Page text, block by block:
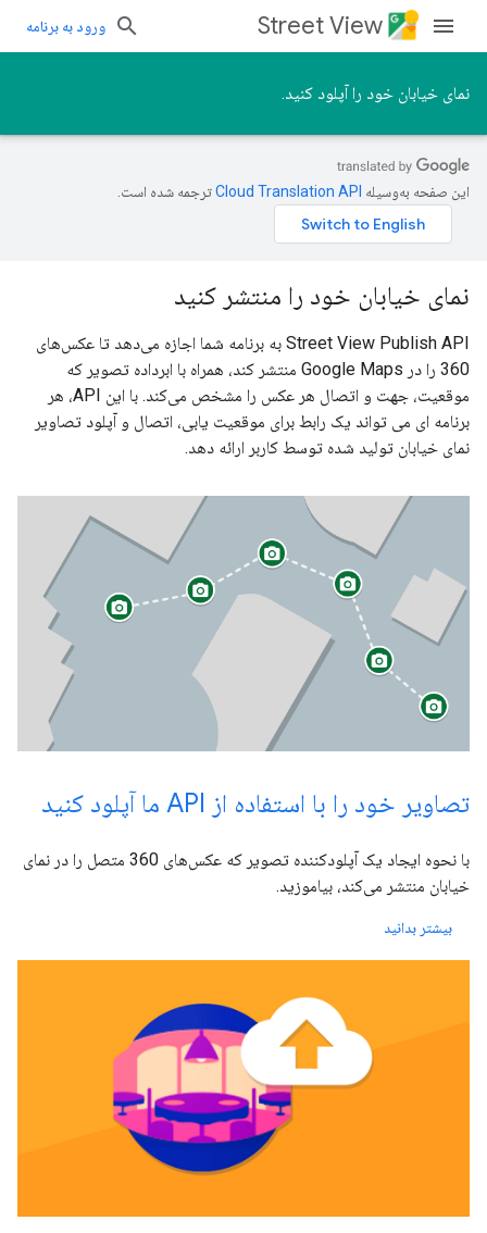
Street View ورود به برنامه
نمای خیابان خود را آپلود کنید.
این صفحه به‌وسیله ترجمه شده است.
نمای خیابان خود را منتشر کنید
Street View Publish API به برنامه شما اجازه می‌دهد تا عکس‌های
360 را در Google Maps منتشر کند، همراه با ابرداده تصویر که
موقعیت، جهت و اتصال هر عکس را مشخص می‌کند. با این API، هر
برنامه ای می تواند یک رابط برای موقعیت یابی، اتصال و آپلود تصاویر
نمای خیابان تولید شده توسط کاربر ارائه دهد.
تصاویر خود را با استفاده از API ما آپلود کنید
با نحوه ایجاد یک آپلودکننده تصویر که عکس‌های 360 متصل را در نمای
خیابان منتشر می‌کند، بیاموزید.
بیشتر بدانید